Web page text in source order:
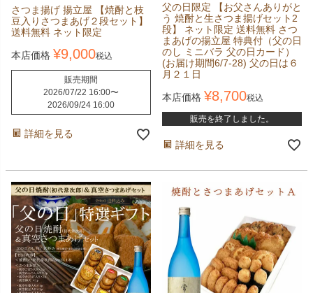
さつま揚げ 揚立屋 【焼酎と枝
豆入りさつまあげ２段セット】
送料無料 ネット限定
本店価格 ¥9,000税込
販売期間
2026/07/22 16:00〜
2026/09/24 16:00
詳細を見る
父の日限定 【お父さんありがと
う 焼酎と生さつま揚げセット2
段】 ネット限定 送料無料 さつ
まあげの揚立屋 特典付（父の日
のし ミニバラ 父の日カード）
(お届け期間6/7-28) 父の日は６
月２１日
本店価格 ¥8,700税込
販売を終了しました。
詳細を見る